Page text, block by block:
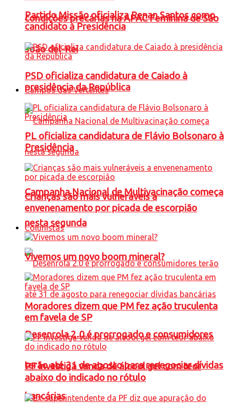
condições precárias na APAC Feminina de São
João del-Rei
Campos das Vertentes
Campanha Nacional de Multivacinação começa
nesta segunda
Desenrola 2.0 é prorrogado e consumidores
terão até 31 de agosto para renegociar dívidas
bancárias
Partido Missão oficializa Renan Santos como
candidato à Presidência
PSD oficializa candidatura de Caiado à
presidência da República
PL oficializa candidatura de Flávio Bolsonaro à
Presidência
Crianças são mais vulneráveis a
envenenamento por picada de escorpião
Colunistas
Vivemos um novo boom mineral?
Moradores dizem que PM fez ação truculenta
em favela de SP
PF investiga venda de álcool gel com teor
abaixo do indicado no rótulo